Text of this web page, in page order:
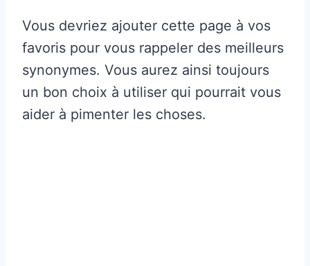
Vous devriez ajouter cette page à vos
favoris pour vous rappeler des meilleurs
synonymes. Vous aurez ainsi toujours
un bon choix à utiliser qui pourrait vous
aider à pimenter les choses.